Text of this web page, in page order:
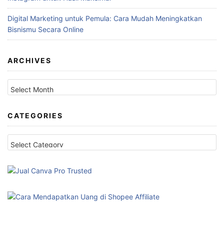
Digital Marketing untuk Pemula: Cara Mudah Meningkatkan
Bisnismu Secara Online
ARCHIVES
Archives
CATEGORIES
Categories